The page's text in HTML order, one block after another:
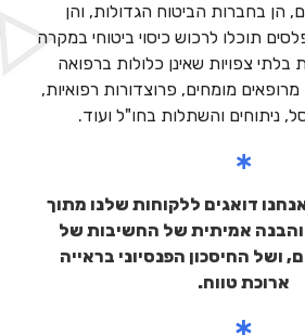
מ-10 שנים, הן בחברות הביטוח הגדולות, והן
תוכלו לרכוש כיסוי ביטוחי במקרה
בלתי צפויות שאינן כלולות ברפואה
מרופאים מומחים, פרוצדורות רפואיות,
ניתוחים והשתלות בחו"ל ועוד.
דואגים ללקוחות שלנו מתוך
אמיתית של החשיבות של
ושל החיסכון הפנסיוני בראייה
ארוכת טווח.